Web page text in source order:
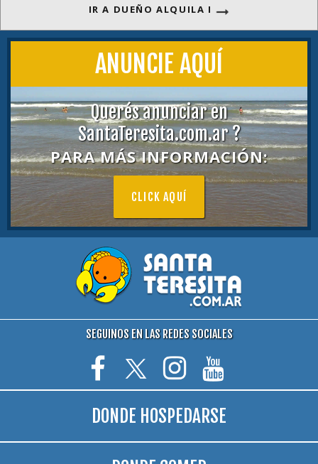
IR A DUEÑO ALQUILA I
ANUNCIE AQUÍ
Querés anunciar en
SantaTeresita.com.ar ?
PARA MÁS INFORMACIÓN:
CLICK AQUÍ
SEGUINOS EN LAS REDES SOCIALES
DONDE HOSPEDARSE